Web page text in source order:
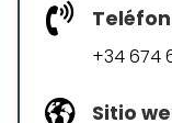
+34 674
Sitio